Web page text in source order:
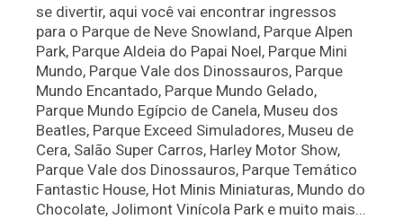
se divertir, aqui você vai encontrar ingressos
para o Parque de Neve Snowland, Parque Alpen
Park, Parque Aldeia do Papai Noel, Parque Mini
Mundo, Parque Vale dos Dinossauros, Parque
Mundo Encantado, Parque Mundo Gelado,
Parque Mundo Egípcio de Canela, Museu dos
Beatles, Parque Exceed Simuladores, Museu de
Cera, Salão Super Carros, Harley Motor Show,
Parque Vale dos Dinossauros, Parque Temático
Fantastic House, Hot Minis Miniaturas, Mundo do
Chocolate, Jolimont Vinícola Park e muito mais...